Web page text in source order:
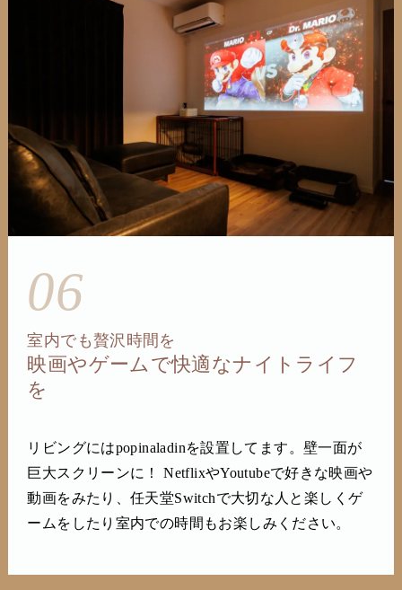
06
室内でも贅沢時間を
映画やゲームで快適なナイトライフ
を
リビングにはpopinaladinを設置してます。壁一面が
巨大スクリーンに！ NetflixやYoutubeで好きな映画や
動画をみたり、任天堂Switchで大切な人と楽しくゲ
ームをしたり室内での時間もお楽しみください。